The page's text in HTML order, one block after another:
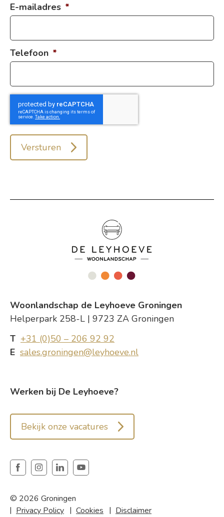
E-mailadres *
Telefoon *
Versturen
Woonlandschap de Leyhoeve Groningen
Helperpark 258-L | 9723 ZA Groningen
T +31 (0)50 – 206 92 92
E sales.groningen@leyhoeve.nl
Werken bij De Leyhoeve?
Bekijk onze vacatures
© 2026 Groningen
Privacy Policy
Cookies
Disclaimer